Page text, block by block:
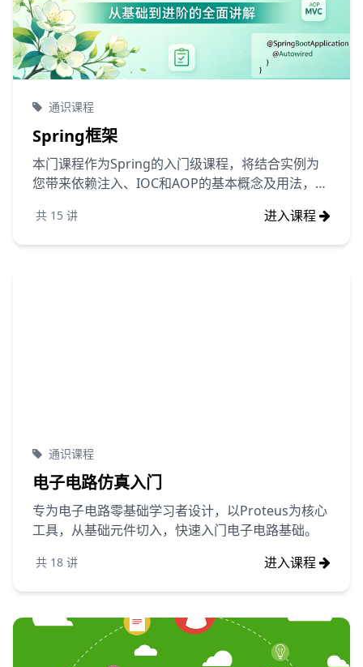
发、运维、测试等岗位学习需求。
通识课程
Spring框架
本门课程作为Spring的入门级课程，将结合实例为
您带来依赖注入、IOC和AOP的基本概念及用法，为
共 15 讲 进入课程
通识课程
电子电路仿真入门
专为电子电路零基础学习者设计，以Proteus为核心
工具，从基础元件切入，快速入门电子电路基础。
共 18 讲 进入课程